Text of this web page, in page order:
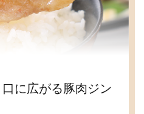
に広がる豚肉ジン